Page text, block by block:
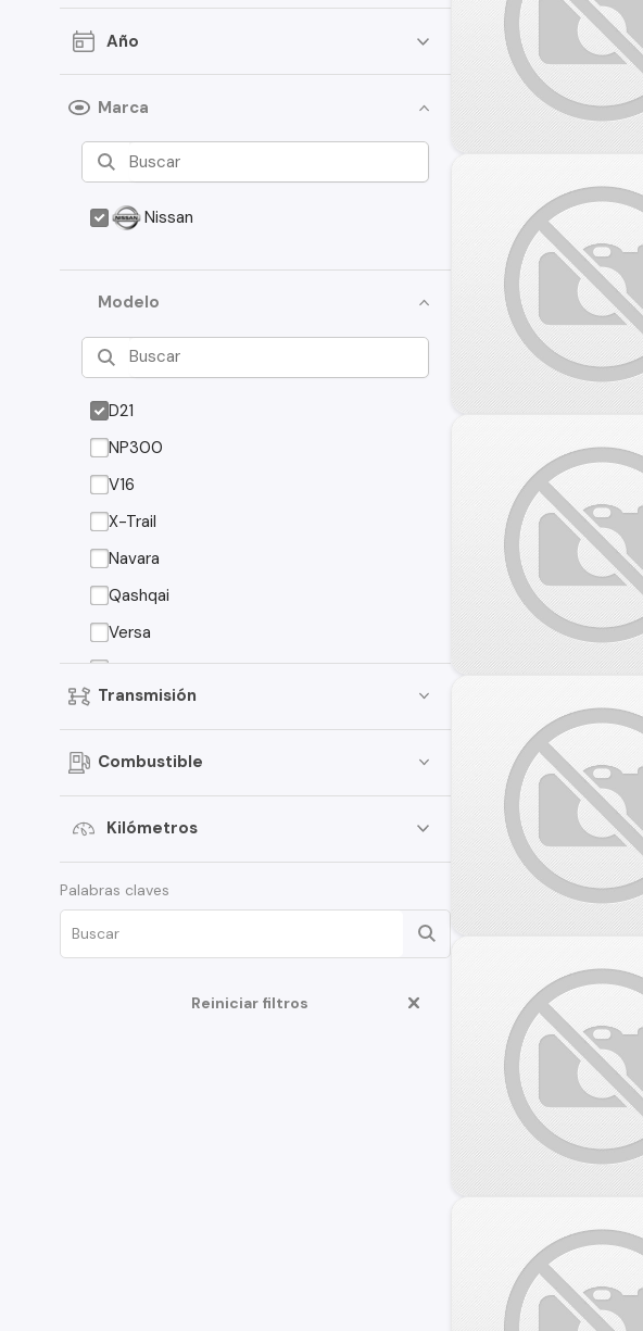
Año
Marca
Nissan
Modelo
D21
NP300
V16
X-Trail
Navara
Qashqai
Versa
Kicks
Terrano
March
Tiida
Note
ALTIMA
Transmisión
Combustible
Kilómetros
Palabras claves
Reiniciar filtros